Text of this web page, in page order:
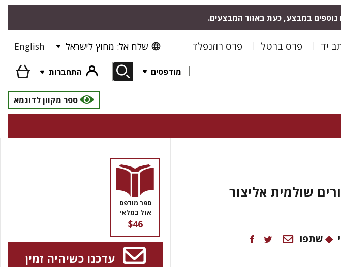
במבצע, כעת באזור המבצעים.
יד פרס ברטל פרס רוזנפלד שלח אל: מחוץ לישראל English
מודפסים
התחברות
ספר מקוון לדוגמא
שולמית אליצור
שתפו
ספר מודפס
אזל במלאי
$46
עדכנו כשיהיה זמין